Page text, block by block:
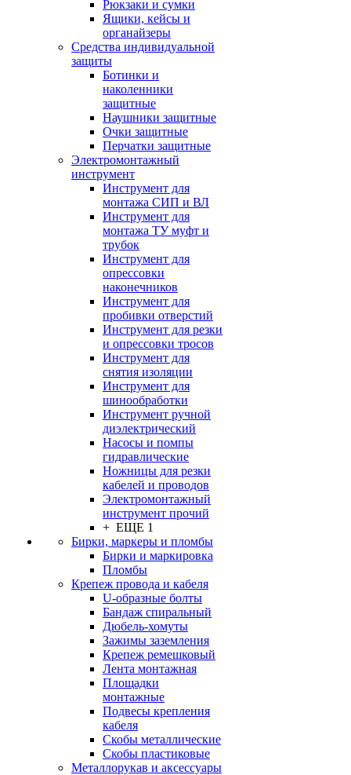
Рюкзаки и сумки
Ящики, кейсы и
органайзеры
Средства индивидуальной
защиты
Ботинки и
наколенники
защитные
Наушники защитные
Очки защитные
Перчатки защитные
Электромонтажный
инструмент
Инструмент для
монтажа СИП и ВЛ
Инструмент для
монтажа ТУ муфт и
трубок
Инструмент для
опрессовки
наконечников
Инструмент для
пробивки отверстий
Инструмент для резки
и опрессовки тросов
Инструмент для
снятия изоляции
Инструмент для
шинообработки
Инструмент ручной
диэлектрический
Насосы и помпы
гидравлические
Ножницы для резки
кабелей и проводов
Электромонтажный
инструмент прочий
+ ЕЩЕ 1
Бирки, маркеры и пломбы
Бирки и маркировка
Пломбы
Крепеж провода и кабеля
U-образные болты
Бандаж спиральный
Дюбель-хомуты
Зажимы заземления
Крепеж ремешковый
Лента монтажная
Площадки
монтажные
Подвесы крепления
кабеля
Скобы металлические
Скобы пластиковые
Металлорукав и аксессуары